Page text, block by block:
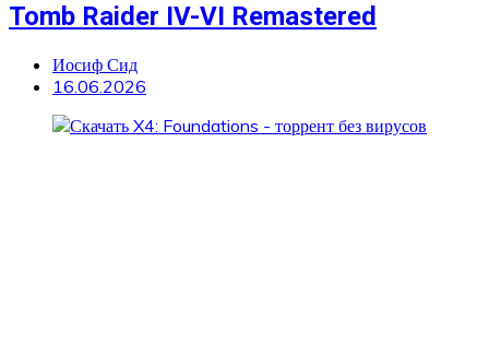
Tomb Raider IV-VI Remastered
Иосиф Сид
16.06.2026